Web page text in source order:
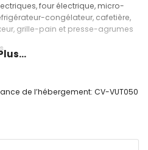
four électrique, micro-
congélateur, cafetière,
grille-pain et presse-agrumes
et lit queen-size (mesurant 200
de l’hébergement: CV-VUT050